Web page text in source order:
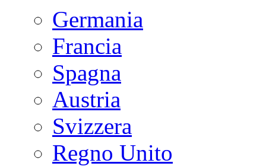
Germania
Francia
Spagna
Austria
Svizzera
Regno Unito